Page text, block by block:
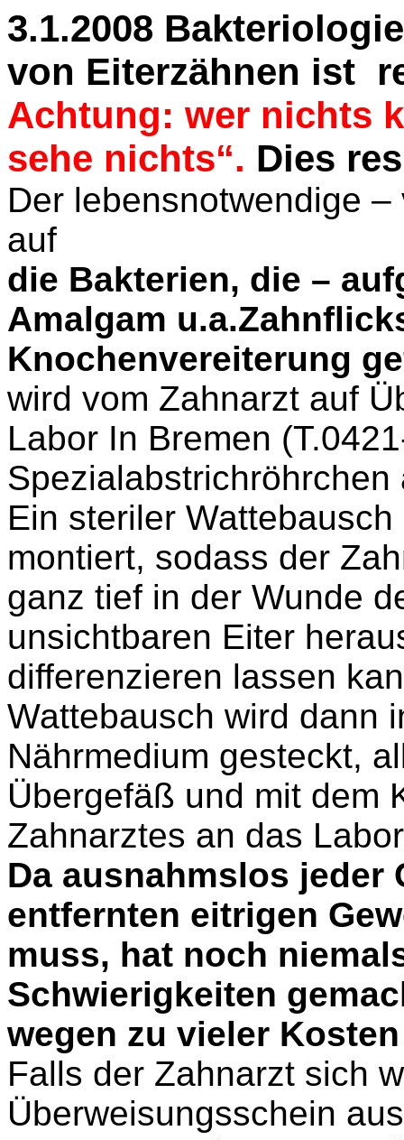
3.1.2008
von Eiterzähnen ist
Achtung: wer nichts
sehe nichts“. Dies
Der lebensnotwendige
auf
die Bakterien, die –
Amalgam
Knochenvereiterung
wird vom Zahnarzt auf
Labor In Bremen
Spezialabstrichröhrchen
Ein steriler
montiert, sodass der
ganz tief in der Wunde
unsichtbaren Eiter
differenzieren lassen
Wattebausch wird dann
Nährmedium gesteckt,
Übergefäß und mit dem
Zahnarztes an das
Da ausnahmslos jeder
entfernten eitrigen
muss, hat noch
Schwierigkeiten
wegen zu vieler
Falls der Zahnarzt sich
Überweisungsschein